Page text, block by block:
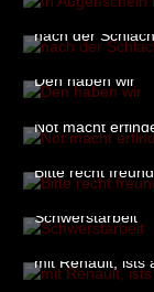
7. März
nach der
7. März
Den haben wir
7.
Not macht
7. März
Bitte recht
7. März
Schwerstarbeit
7. März
mit Renault, ists
7. März